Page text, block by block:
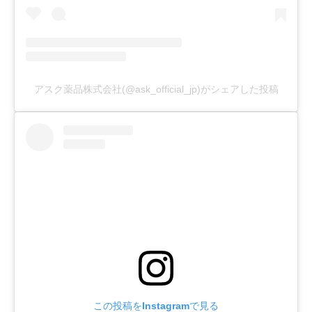
アスク薬品株式会社(@ask_official_jp)がシェアした投稿
この投稿をInstagramで見る